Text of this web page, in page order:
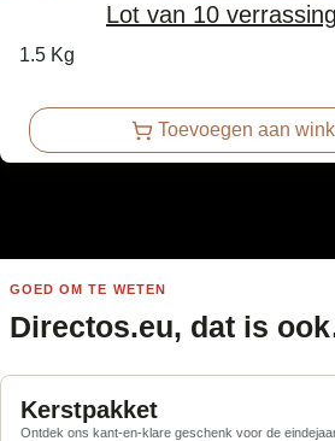
Lot van 10
1.5 Kg
Toevoegen aan
GOED OM TE WETEN
Directos.eu, dat is
Kerstpakket
Ontdek ons kant-en-klare geschenk voor de